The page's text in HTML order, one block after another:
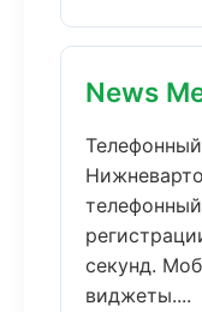
News
секунд.
виджеты....